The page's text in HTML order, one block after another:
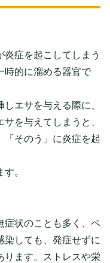
症を起こしてしまう
時的に溜める器官で
エサを与える際に、
を与えてしまうと、
「そのう」に炎症を起
。
症状のことも多く、ペ
染しても、発症せずに
ります。ストレスや栄